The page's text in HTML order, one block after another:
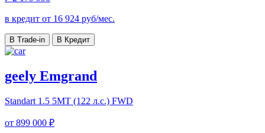
в кредит от 16 924 руб/мес.
В Trade-in В Кредит
geely Emgrand
Standart 1.5 5MT (122 л.с.) FWD
от 899 000 ₽